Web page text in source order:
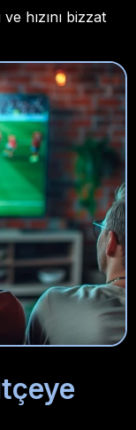
hızını bizzat